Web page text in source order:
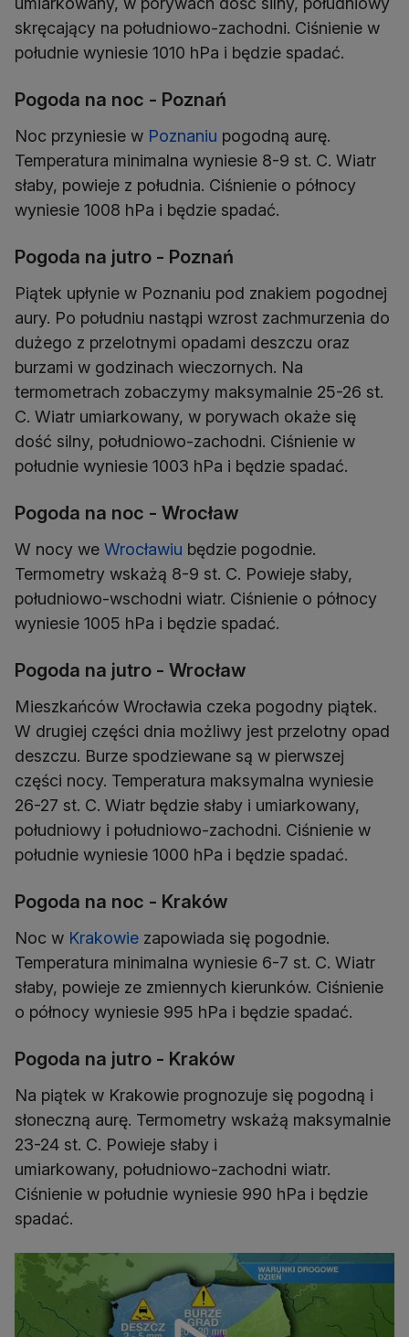
skręcający na południowo-zachodni. Ciśnienie w
południe wyniesie 1010 hPa i będzie spadać.
Pogoda na noc - Poznań
Noc przyniesie w Poznaniu pogodną aurę.
Temperatura minimalna wyniesie 8-9 st. C. Wiatr
słaby, powieje z południa. Ciśnienie o północy
wyniesie 1008 hPa i będzie spadać.
Pogoda na jutro - Poznań
Piątek upłynie w Poznaniu pod znakiem pogodnej
aury. Po południu nastąpi wzrost zachmurzenia do
dużego z przelotnymi opadami deszczu oraz
burzami w godzinach wieczornych. Na
termometrach zobaczymy maksymalnie 25-26 st.
C. Wiatr umiarkowany, w porywach okaże się
dość silny, południowo-zachodni. Ciśnienie w
południe wyniesie 1003 hPa i będzie spadać.
Pogoda na noc - Wrocław
W nocy we Wrocławiu będzie pogodnie.
Termometry wskażą 8-9 st. C. Powieje słaby,
południowo-wschodni wiatr. Ciśnienie o północy
wyniesie 1005 hPa i będzie spadać.
Pogoda na jutro - Wrocław
Mieszkańców Wrocławia czeka pogodny piątek.
W drugiej części dnia możliwy jest przelotny opad
deszczu. Burze spodziewane są w pierwszej
części nocy. Temperatura maksymalna wyniesie
26-27 st. C. Wiatr będzie słaby i umiarkowany,
południowy i południowo-zachodni. Ciśnienie w
południe wyniesie 1000 hPa i będzie spadać.
Pogoda na noc - Kraków
Noc w Krakowie zapowiada się pogodnie.
Temperatura minimalna wyniesie 6-7 st. C. Wiatr
słaby, powieje ze zmiennych kierunków. Ciśnienie
o północy wyniesie 995 hPa i będzie spadać.
Pogoda na jutro - Kraków
Na piątek w Krakowie prognozuje się pogodną i
słoneczną aurę. Termometry wskażą maksymalnie
23-24 st. C. Powieje słaby i
umiarkowany, południowo-zachodni wiatr.
Ciśnienie w południe wyniesie 990 hPa i będzie
spadać.